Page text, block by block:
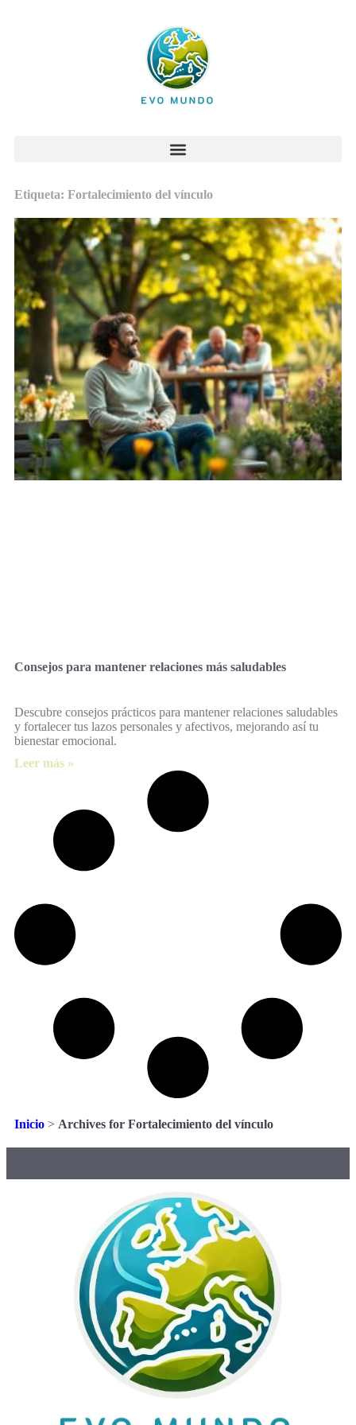
Etiqueta: Fortalecimiento del vínculo
Consejos para mantener relaciones más saludables
Descubre consejos prácticos para mantener relaciones saludables
y fortalecer tus lazos personales y afectivos, mejorando así tu
bienestar emocional.
Leer más »
Inicio > Archives for Fortalecimiento del vínculo